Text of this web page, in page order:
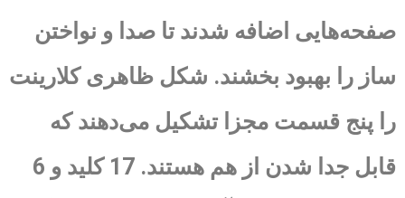
صفحه‌هایی اضافه شدند تا صدا و نواختن
ساز را بهبود بخشند. شکل ظاهری کلارینت
را پنج قسمت مجزا تشکیل می‌دهند که
قابل جدا شدن از هم هستند. 17 کلید و 6